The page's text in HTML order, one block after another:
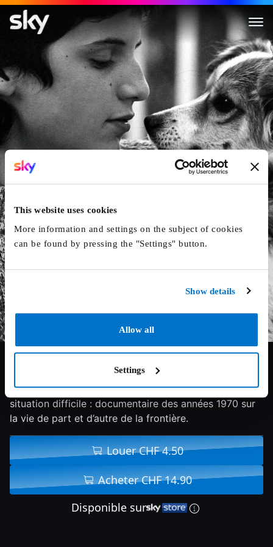
This website uses cookies
More information and settings on the subject of cookies
can be found by pressing the "Settings" button.
Show details
Allow all
Settings
Cerchiamo per subito operai,
Les travailleurs italiens en Suisse sont dans une
situation difficile : documentaire des années 1970 sur
la vie de part et d’autre de la frontière.
Louer CHF 4.50
Acheter CHF 14.90
Disponible sur